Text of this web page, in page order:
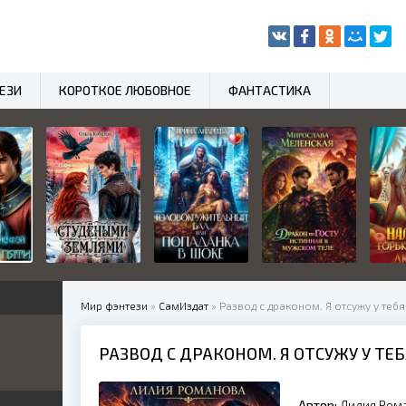
Мир фэнтези » СамИздат » Развод с драконом. Я отсужу у
РАЗВОД С ДРАКОНОМ. Я ОТСУЖУ У
КОРОТКОЕ ЛЮБОВНОЕ ФАНТАСТИКА